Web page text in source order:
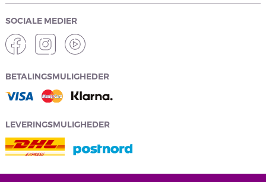
SOCIALE MEDIER
BETALINGSMULIGHEDER
LEVERINGSMULIGHEDER